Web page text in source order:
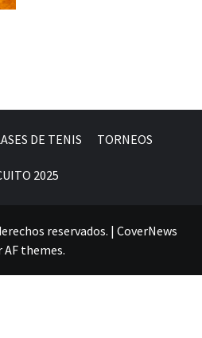
DE TENIS TORNEOS
2025
reservados. | CoverNews
AF themes.